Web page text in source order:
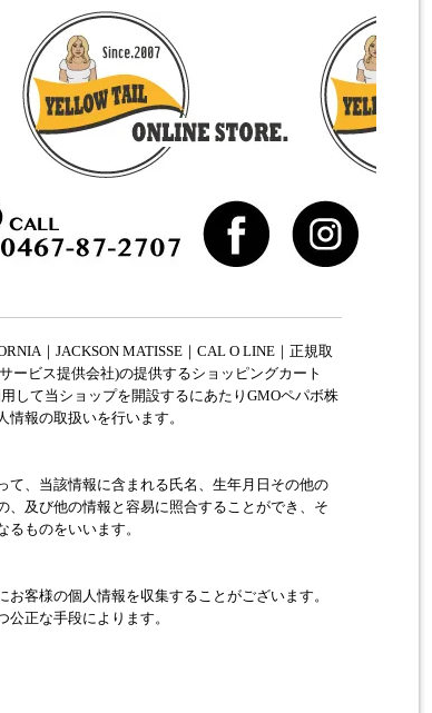
｜JACKSON MATISSE｜CAL O LINE｜正規取
ービス提供会社)の提供するショッピングカート
して当ショップを開設するにあたりGMOペパボ株
情報の取扱いを行います。
て、当該情報に含まれる氏名、生年月日その他の
及び他の情報と容易に照合することができ、そ
ものをいいます。
客様の個人情報を収集することがございます。
正な手段によります。